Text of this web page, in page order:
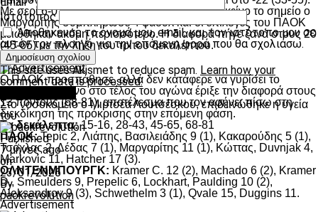
Με σερί 6-0 ο ΠΑΟΚ μείωσε 39-55, αλλά σε εκείνο το σημείο ο
Μαργαρίτης συμπλήρωσε 4 φάουλ και οι επιλογές του ΠΑΟΚ
μειώθηκαν ακόμη περισσότερο. Η διαφορά πήγε ξανά στους 20
(45-65) με την λήξη του τρίτου δεκαλέπτου.
Advertisement
O ΠΑΟΚ προσπάθησε, αλλά δεν κατάφερε να γυρίσει το
παιχνίδι και μόνο στο τέλος του αγώνα έριξε την διαφορά στους
13 πόντους (68-81), αποτέλεσμα που τον αφήνει πίσω στη
διεκδίκηση της πρόκρισης στην επόμενη φάση.
Τα δεκάλεπτα:15-16, 28-43, 45-65, 68-81
ΠΑΟΚ:Tepic 2, Λιάπης, Βασιλειάδης 9 (1), Κακαρούδης 5 (1),
Τσόχλας 2, Δέδας 7 (1), Μαργαρίτης 11 (1), Κώττας, Duvnjak 4,
Markovic 11, Hatcher 17 (3).
ΟΛΝΤΕΝΜΠΟΥΡΓΚ: Kramer C. 12 (2), Machado 6 (2), Kramer
D., Smeulders 9, Prepelic 6, Lockhart, Paulding 10 (2),
Aleksandrov 9 (3), Schwethelm 3 (1), Qvale 15, Duggins 11.
Advertisement
Ιστότοπος
Αποθήκευσε το όνομά μου, email, και τον ιστότοπο μου σε
αυτόν τον πλοηγό για την επόμενη φορά που θα σχολιάσω.
This site uses Akismet to reduce spam. Learn how your
comment data is processed.
Στο νοσοκομείο ο Μιρτσέα Λουτσέσκου, επιδεινώθηκε η υγεία
του
Published
7 μήνες ago
on
23/01/2026
By
paokrevolution